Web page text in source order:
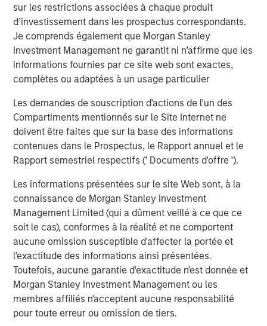
sur les restrictions associées à chaque produit
d’investissement dans les prospectus correspondants.
Je comprends également que Morgan Stanley
Investment Management ne garantit ni n’affirme que les
informations fournies par ce site web sont exactes,
complètes ou adaptées à un usage particulier
Les demandes de souscription d'actions de l'un des
Compartiments mentionnés sur le Site Internet ne
doivent être faites que sur la base des informations
contenues dans le Prospectus, le Rapport annuel et le
Rapport semestriel respectifs (' Documents d'offre ').
Les informations présentées sur le site Web sont, à la
connaissance de Morgan Stanley Investment
Management Limited (qui a dûment veillé à ce que ce
soit le cas), conformes à la réalité et ne comportent
aucune omission susceptible d'affecter la portée et
l'exactitude des informations ainsi présentées.
Toutefois, aucune garantie d'exactitude n'est donnée et
Morgan Stanley Investment Management ou les
membres affiliés n'acceptent aucune responsabilité
pour toute erreur ou omission de tiers.
“Insight M has built deep expertise in helping oil and gas
companies identify and prioritize high-impact emissions
events at basin scale,” said Dan Burton, Founder and CEO
of Zeitview. “By combining that capability with Zeitview’s
global inspection operations, AI-driven asset intelligence,
and visual data platform, we can help operators move
keeping more oil and gas in the pipeline, improving
uptime, and making better decisions across their
infrastructure. With Insight M as our foundation, our intent
is to build something truly unique and complete across
visual data for the oil and gas industry.”
The acquisition is particularly timely as energy systems
face increasing pressure to deliver reliable, predictable
supply alongside rising expectations for emissions
intensity and environmental performance. The expansion
of LNG export capacity and the growing role of natural
gas in supporting data centers are accelerating the need
for near-zero emissions operations, while optimizing
asset performance and operational resilience. The
resulting end-to-end, AI-enabled offering will support
some of the world’s largest and most sophisticated oil